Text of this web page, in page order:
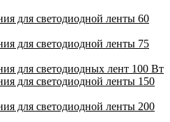
для светодиодной ленты 60
для светодиодной ленты 75
для светодиодных лент 100 Вт
для светодиодной ленты 150
для светодиодной ленты 200